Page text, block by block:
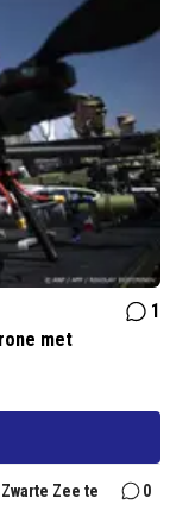
1
met
Zee te
0